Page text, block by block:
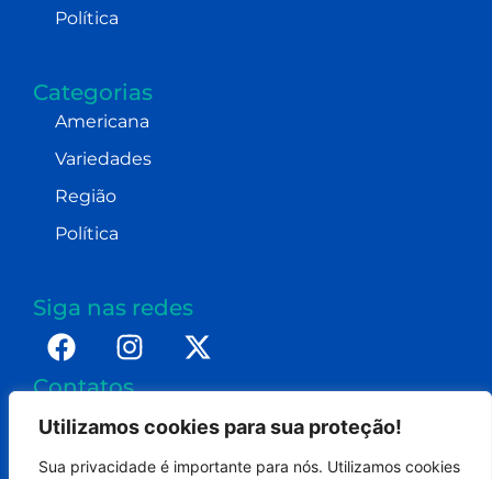
Utilizamos cookies para sua proteção!
Sua privacidade é importante para nós. Utilizamos cookies
Política
Categorias
Americana
Variedades
Região
Política
Siga nas redes
Contatos
+55 (19) 98232-0255